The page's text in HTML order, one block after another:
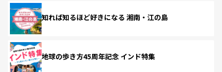
知れば知るほど好きになる 湘南・江の島
地球の歩き方45周年記念 インド特集